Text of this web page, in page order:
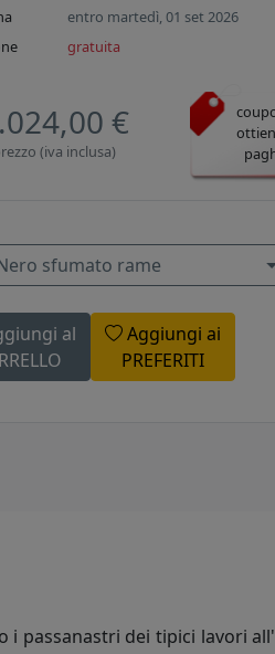
entro martedì, 01 set 2026
gratuita
€
(iva inclusa)
sfumato rame
al
Aggiungi ai
PREFERITI
passanastri dei tipici lavori